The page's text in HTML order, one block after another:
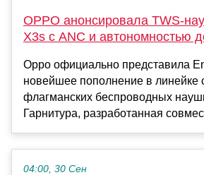
OPPO анонсировала TWS-
X3s с ANC и автономностью
Oppo официально представила
новейшее пополнение в линейке
флагманских беспроводных
Гарнитура, разработанная
04:00, 30 Сен